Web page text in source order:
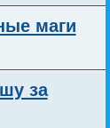
маги
за